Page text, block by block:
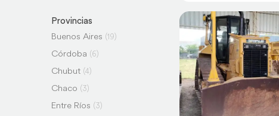
Provincias
Buenos Aires (19)
Córdoba (6)
Chubut (4)
Chaco (3)
Entre Ríos (3)